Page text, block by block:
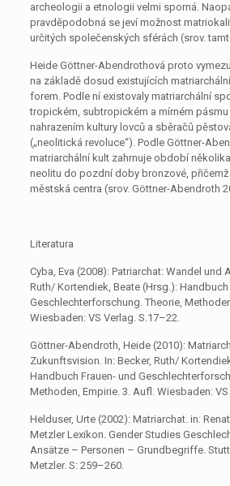
archeologii a etnologii velmi sporná.
pravděpodobná se jeví možnost
určitých společenských sférách (srov.
Heide Göttner-Abendrothová proto
na základě dosud existujících
forem. Podle ní existovaly matriarchální
tropickém, subtropickém a mírném pásmu
nahrazením kultury lovců a sběračů
(„neolitická revoluce“). Podle Göttner-
matriarchální kult zahrnuje období
neolitu do pozdní doby bronzové, přičemž
městská centra (srov. Göttner-Abendroth
Literatura
Cyba, Eva (2008): Patriarchat: Wandel und
Ruth/ Kortendiek, Beate (Hrsg.): Handbuch
Geschlechterforschung. Theorie,
Wiesbaden: VS Verlag. S.17–22.
Göttner-Abendroth, Heide (2010):
Zukunftsvision. In: Becker, Ruth/
Handbuch Frauen- und
Methoden, Empirie. 3. Aufl. Wiesbaden:
Helduser, Urte (2002): Matriarchat. in:
Metzler Lexikon. Gender Studies
Ansätze – Personen – Grundbegriffe.
Metzler. S: 259–260.